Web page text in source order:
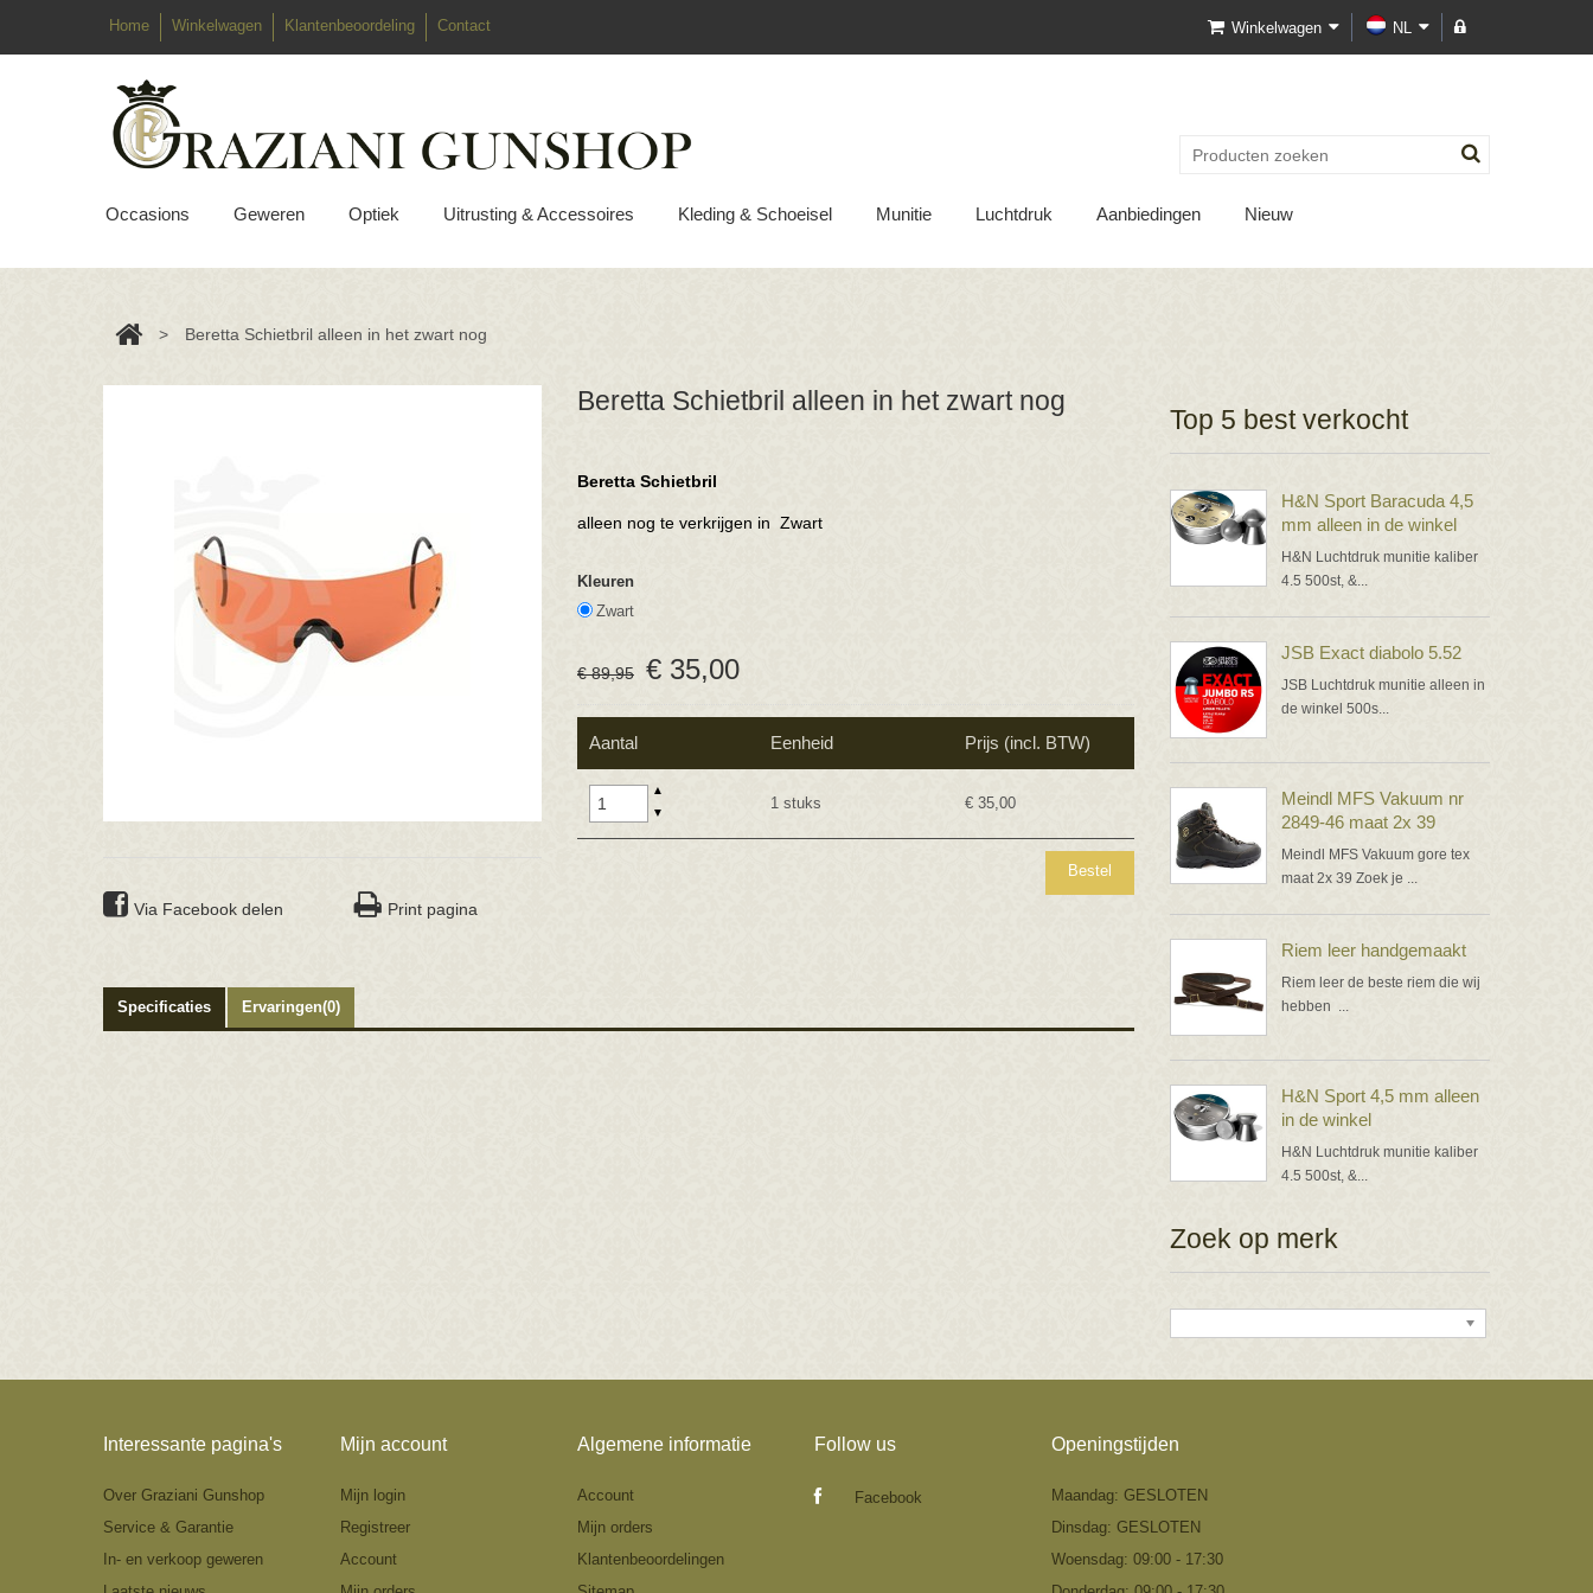
Home Winkelwagen Klantenbeoordeling Contact NL
Winkelwagen
Occasions Geweren Optiek Uitrusting & Accessoires Kleding & Schoeisel Munitie Luchtdruk Aanbiedingen Nieuw
> Beretta Schietbril alleen in het zwart nog
Top 5 best verkocht
H&N Sport Baracuda 4,5
mm alleen in de winkel
H&N Luchtdruk munitie kaliber
4.5 500st, &...
JSB Exact diabolo 5.52
JSB Luchtdruk munitie alleen in
de winkel 500s...
Meindl MFS Vakuum nr
2849-46 maat 2x 39
Meindl MFS Vakuum gore tex
maat 2x 39 Zoek je ...
Riem leer handgemaakt
Riem leer de beste riem die wij
hebben ...
H&N Sport 4,5 mm alleen
in de winkel
H&N Luchtdruk munitie kaliber
4.5 500st, &...
Zoek op merk
Via Facebook delen Print pagina
Beretta Schietbril alleen in het zwart nog
Beretta Schietbril
alleen nog te verkrijgen in Zwart
Kleuren
Zwart
€ 89,95 € 35,00
Aantal Eenheid Prijs (incl. BTW)
▲
▼
1 stuks € 35,00
Bestel
Specificaties Ervaringen(0)
Interessante pagina's
Over Graziani Gunshop
Service & Garantie
In- en verkoop geweren
Mijn account
Mijn login
Registreer
Account
Algemene informatie
Account
Mijn orders
Klantenbeoordelingen
Follow us
Facebook
Openingstijden
Maandag: GESLOTEN
Dinsdag: GESLOTEN
Woensdag: 09:00 - 17:30